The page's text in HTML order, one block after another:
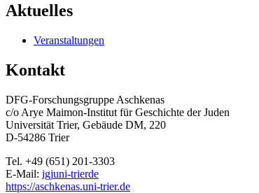
Aktuelles
Veranstaltungen
Kontakt
DFG-Forschungsgruppe Aschkenas
c/o Arye Maimon-Institut für Geschichte der Juden
Universität Trier, Gebäude DM, 220
D-54286 Trier
Tel. +49 (651) 201-3303
E-Mail: igjuni-trierde
https://aschkenas.uni-trier.de